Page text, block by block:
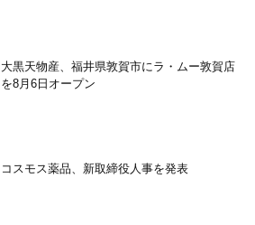
大黒天物産、福井県敦賀市にラ・ムー敦賀店
を8月6日オープン
コスモス薬品、新取締役人事を発表